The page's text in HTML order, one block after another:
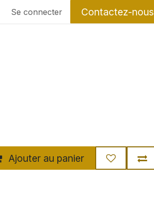
Se connecter Contactez-nous
Ajouter au panier